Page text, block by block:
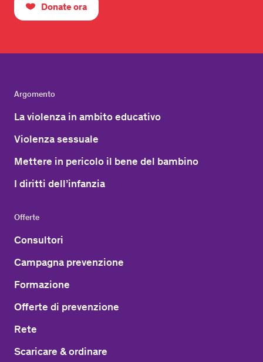
Donate ora
Argomento
La violenza in ambito educativo
Violenza sessuale
Mettere in pericolo il bene del bambino
I diritti dell’infanzia
Offerte
Consultori
Campagna prevenzione
Formazione
Offerte di prevenzione
Rete
Scaricare & ordinare